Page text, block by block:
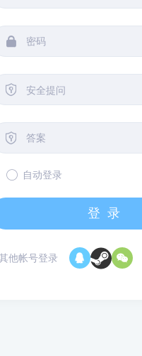

 安全提问

自动登录
登录
他帐号登录  